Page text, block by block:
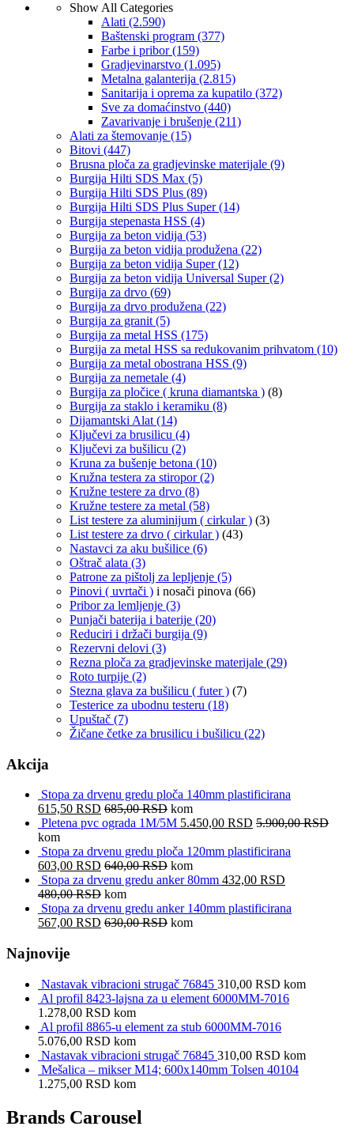
Show All Categories
Alati (2.590)
Baštenski program (377)
Farbe i pribor(159)
Gradjevinarstvo (1.095)
Metalna galanterija (2.815)
Sanitarija i oprema za kupatilo (372)
Sve za domaćinstvo (440)
Zavarivanje i brušenje (211)
Alati za štemovanje (15)
Bitovi (447)
Brusna ploča za gradjevinske materijale (9)
Burgija Hilti SDS Max (5)
Burgija Hilti SDS Plus (89)
Burgija Hilti SDS Plus Super(14)
Burgija stepenasta HSS (4)
Burgija za beton vidija (53)
Burgija za beton vidija produžena (22)
Burgija za beton vidija Super(12)
Burgija za beton vidija Universal Super(2)
Burgija za drvo (69)
Burgija za drvo produžena (22)
Burgija za granit (5)
Burgija za metal HSS (175)
Burgija za metal HSS sa redukovanim prihvatom (10)
Burgija za metal obostrana HSS (9)
Burgija za nemetale (4)
Burgija za pločice ( kruna diamantska ) (8)
Burgija za staklo i keramiku (8)
Dijamantski Alat (14)
Ključevi za brusilicu (4)
Ključevi za bušilicu (2)
Kruna za bušenje betona (10)
Kružna testera za stiropor(2)
Kružne testere za drvo (8)
Kružne testere za metal (58)
List testere za aluminijum ( cirkular ) (3)
List testere za drvo ( cirkular ) (43)
Nastavci za aku bušilice (6)
Oštrač alata (3)
Patrone za pištolj za lepljenje (5)
Pinovi ( uvrtači ) i nosači pinova (66)
Pribor za lemljenje (3)
Punjači baterija i baterije (20)
Reduciri i držači burgija (9)
Rezervni delovi (3)
Rezna ploča za gradjevinske materijale (29)
Roto turpije (2)
Stezna glava za bušilicu ( futer ) (7)
Testerice za ubodnu testeru (18)
Upuštač (7)
Žičane četke za brusilicu i bušilicu (22)
Akcija
Stopa za drvenu gredu ploča 140mm plastificirana
615,50 RSD 685,00RSD kom
Pletena pvc ograda 1M/5M 5.450,00 RSD 5.900,00RSD
kom
Stopa za drvenu gredu ploča 120mm plastificirana
603,00 RSD 640,00RSD kom
Stopa za drvenu gredu anker 80mm 432,00 RSD
480,00RSD kom
Stopa za drvenu gredu anker 140mm plastificirana
567,00 RSD 630,00RSD kom
Najnovije
Nastavak vibracioni strugač 76845 310,00 RSD kom
Al profil 8423-lajsna za u element 6000MM-7016
1.278,00 RSD kom
Al profil 8865-u element za stub 6000MM-7016
5.076,00 RSD kom
Nastavak vibracioni strugač 76845 310,00 RSD kom
Mešalica – mikser M14; 600x140mm Tolsen 40104
1.275,00 RSD kom
Brands Carousel